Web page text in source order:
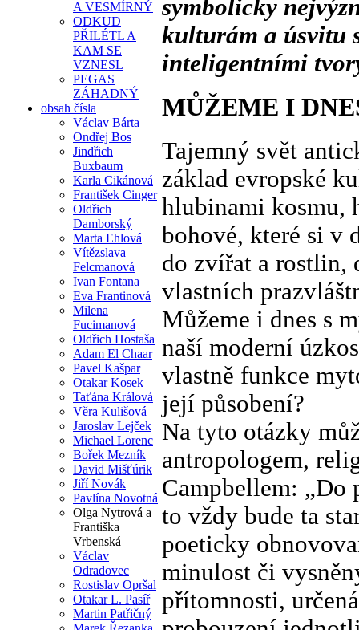
A VESMÍRNÝ
ODKUD
PŘILÉTL A
KAM SE
VZNESL
PEGAS
ZÁHADNÝ
obsah čísla
Václav Bárta
Ondřej Bos
Jindřich
Buxbaum
Karla Cikánová
František Cinger
Oldřich
Damborský
Marta Ehlová
Vítězslava
Felcmanová
Ivan Fontana
Eva Frantinová
Milena
Fucimanová
Oldřich Hostaša
Adam El Chaar
Pavel Kašpar
Otakar Kosek
Taťána Králová
Věra Kulišová
Jaroslav Lejček
Michael Lorenc
Bořek Mezník
David Mišťúrik
Jiří Novák
Pavlína Novotná
Olga Nytrová a
Františka
Vrbenská
Václav
Odradovec
Rostislav Opršal
Otakar L. Pasíř
Martin Patřičný
symbolicky
kulturám a úsvitu
inteligentními
MŮŽEME I
Tajemný svět
základ evropské
hlubinami kosmu,
bohové, které si v
do zvířat a rostlin,
vlastních
Můžeme i dnes s
naší moderní
vlastně funkce
její působení?
Na tyto otázky
antropologem,
Campbellem: „Do
to vždy bude ta
poeticky
minulost či
přítomnosti,